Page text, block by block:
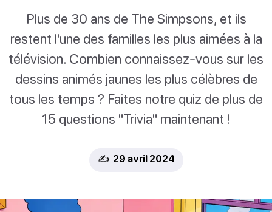
Plus de 30 ans de The Simpsons, et ils
restent l'une des familles les plus aimées à la
télévision. Combien connaissez-vous sur les
dessins animés jaunes les plus célèbres de
tous les temps ? Faites notre quiz de plus de
15 questions "Trivia" maintenant !
✍️ 29 avril 2024